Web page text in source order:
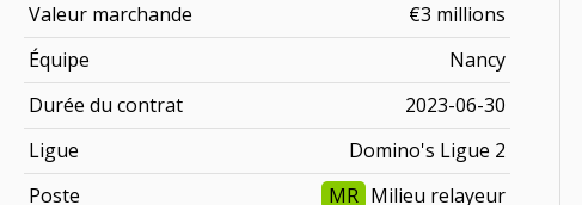
Valeur marchande
€3 millions
Équipe
Nancy
Durée du contrat
2023-06-30
Ligue
Domino's Ligue 2
Poste
MR Milieu relayeur